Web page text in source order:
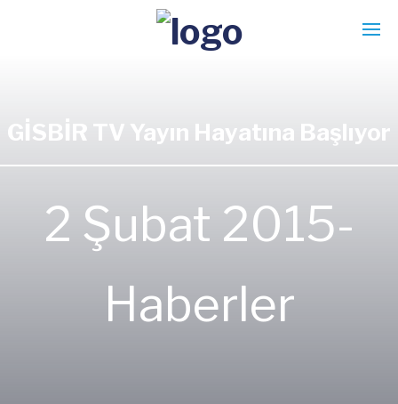
GİSBİR TV Yayın Hayatına Başlıyor
2 Şubat 2015-
Haberler